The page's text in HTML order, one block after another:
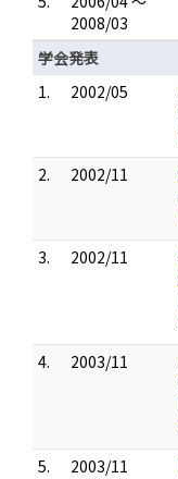
2008/03
学会発表
1.
2002/05
2.
2002/11
3.
2002/11
4.
2003/11
5.
2003/11